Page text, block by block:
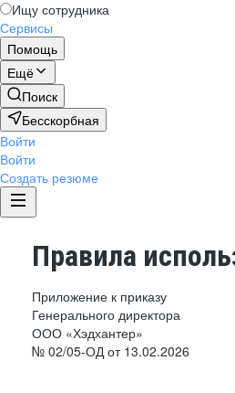
Ищу сотрудника
Сервисы
Помощь
Ещё
Поиск
Бесскорбная
Войти
Войти
Создать резюме
Правила
Приложение к приказу
Генерального директора
ООО «Хэдхантер»
№ 02/05-ОД от 13.02.2026